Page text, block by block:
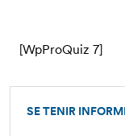
[WpProQuiz 7]
SE TENIR